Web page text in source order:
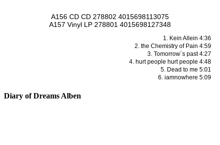
A156 CD CD 278802 4015698113075
A157 Vinyl LP 278801 4015698127348
1. Kein Allein 4:36
2. the Chemistry of Pain 4:59
3. Tomorrow´s past 4:27
4. hurt people hurt people 4:48
5. Dead to me 5:01
6. iamnowhere 5:09
Diary of Dreams Alben